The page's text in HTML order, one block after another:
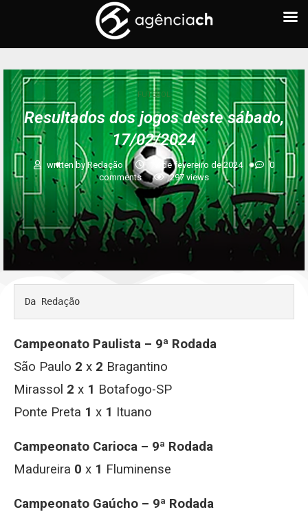
FUTEBOL
Resultados dos jogos deste sábado,
17/02/2024
written byRedação 17 de fevereiro de 2024
0
comments
297 views
Da Redação
Campeonato Paulista – 9ª Rodada
São Paulo 2 x 2 Bragantino
Mirassol 2 x 1 Botafogo-SP
Ponte Preta 1 x 1 Ituano
Campeonato Carioca – 9ª Rodada
Madureira 0 x 1 Fluminense
Campeonato Gaúcho – 9ª Rodada